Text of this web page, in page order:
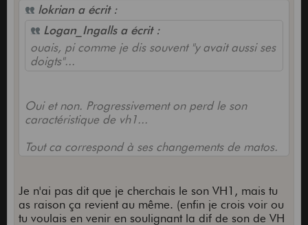
lokrian a écrit :
Logan_Ingalls a écrit :
ouais, pi comme je dis souvent "y avait aussi ses
doigts"...
Oui et non. Progressivement on perd le son
caractéristique de vh1...
Tout ca correspond à ses changements de matos.
Je n'ai pas dit que je cherchais le son VH1, mais tu
as raison ça revient au même. (enfin je crois voir ou
tu voulais en venir en soulignant la dif de son de VH